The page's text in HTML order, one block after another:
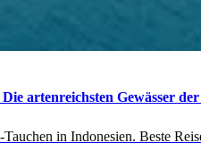
artenreichsten Gewässer
in Indonesien. Beste